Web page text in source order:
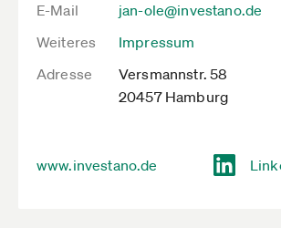
E-Mail
jan-ole@investano.de
Weiteres
Impressum
Adresse
Versmannstr. 58
20457 Hamburg
www.investano.de